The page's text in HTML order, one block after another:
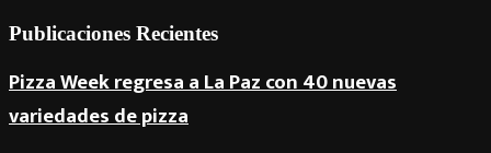
Publicaciones Recientes
Pizza Week regresa a La Paz con 40 nuevas
variedades de pizza